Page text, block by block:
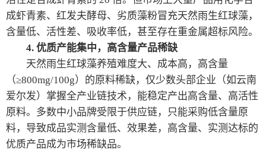
成虾青素、红发夫酵母、劣质藻粉冒充天然雨生红球藻，
含量低、活性差、吸收率低，甚至存在重金属超标风险。
4. 优质产能集中，高含量产品稀缺
天然雨生红球藻养殖难度大、成本高，高含量
（≥800mg/100g）的原料稀缺，仅少数头部企业（如云南
爱尔发）掌握全产业链技术，能稳定产出高含量、高活性
原料。多数中小品牌受限于供应链，只能采购低含量原
料，导致成品实测含量低、效果差，高含量、实测达标的
优质产品成为市场稀缺品。